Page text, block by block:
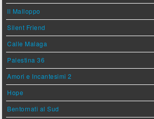
Il Malloppo
Silent Friend
Calle Malaga
Palestina 36
Amori e Incantesimi 2
Hope
Bentornati al Sud